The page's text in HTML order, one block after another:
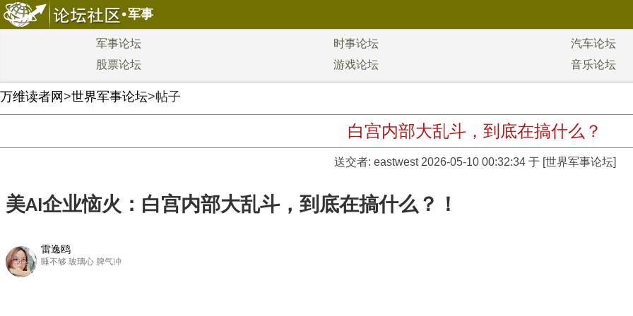
军事
军事论坛 时事论坛
汽车论坛
股票论坛
游戏论坛 音乐论坛
万维读者网 >世界军事论坛>帖子
白宫内部大乱斗，到底在搞什么？
送交者: eastwest2026-05-10 00:32:34 于 [世界军事论坛]
美AI企业恼火：白宫内部大乱斗，到底在搞什么？！
雷逸鸥
睡不够 玻璃心 脾气冲